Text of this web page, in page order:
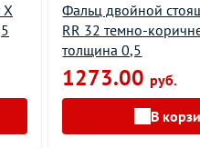
X
Фальц двойной
RR 32 темно-
толщина 0,5
1273.00руб.
В